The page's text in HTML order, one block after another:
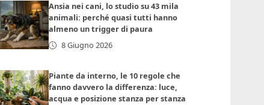
Ansia nei cani, lo studio su 43 mila
animali: perché quasi tutti hanno
almeno un trigger di paura
8 Giugno 2026
Piante da interno, le 10 regole che
fanno davvero la differenza: luce,
acqua e posizione stanza per stanza